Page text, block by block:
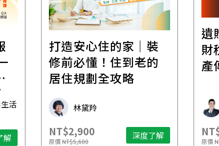
活
解
打造安心住的家｜裝
修前必懂！住到老的
居住規劃全攻略
林黛羚
NT$2,900
原價NT$5,600 深度了解
遺
財
產
原價